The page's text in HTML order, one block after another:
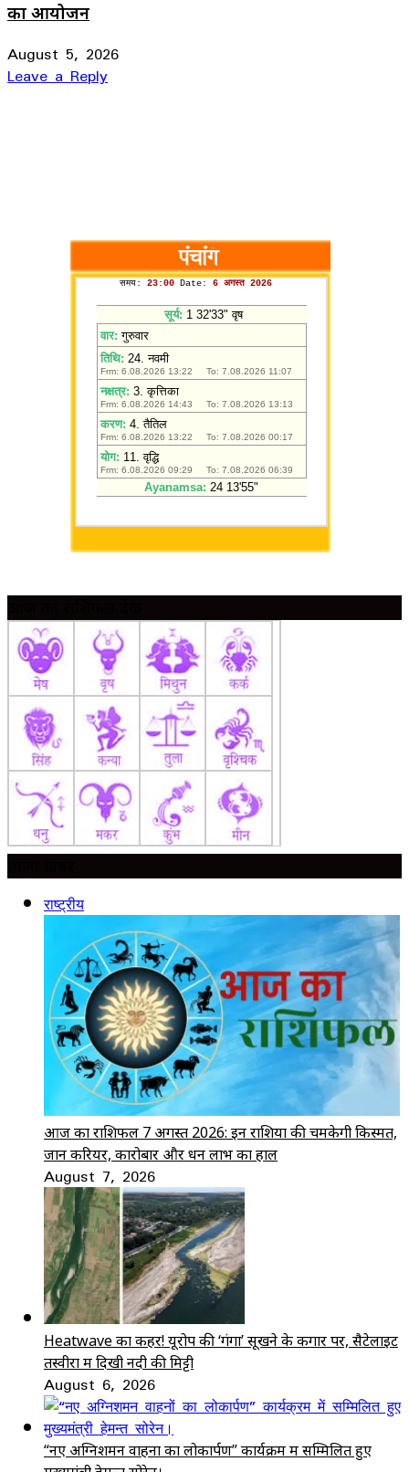
का आयोजन
August 5, 2026
Leave a Reply
राष्ट्रीय
आज का राशिफल 7 अगस्त 2026: इन राशियों की चमकेगी किस्मत,
जानें करियर, कारोबार और धन लाभ का हाल
August 7, 2026
Heatwave का कहर! यूरोप की ‘गंगा’ सूखने के कगार पर, सैटेलाइट
तस्वीरों में दिखी नदी की मिट्टी
August 6, 2026
“नए अग्निशमन वाहनों का लोकार्पण” कार्यक्रम में सम्मिलित हुए